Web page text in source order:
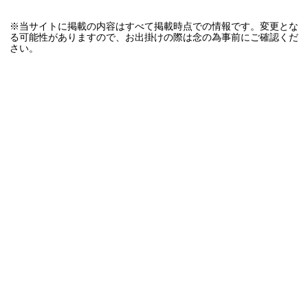
※当サイトに掲載の内容はすべて掲載時点での情報です。変更とな
る可能性がありますので、お出掛けの際は念の為事前にご確認くだ
さい。